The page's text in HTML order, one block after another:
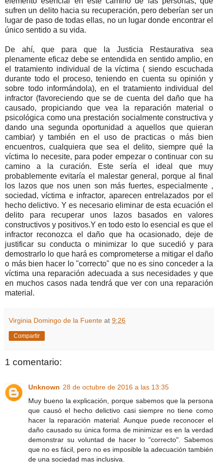
sufren un delito hacia su recuperación, pero deberían ser un
lugar de paso de todas ellas, no un lugar donde encontrar el
único sentido a su vida.
De ahí, que para que la Justicia Restaurativa sea
plenamente eficaz debe se entendida en sentido amplio, en
el tratamiento individual de la víctima ( siendo escuchada
durante todo el proceso, teniendo en cuenta su opinión y
sobre todo informándola), en el tratamiento individual del
infractor (favoreciendo que se de cuenta del daño que ha
causado, propiciando que vea la reparación material o
psicológica como una prestación socialmente constructiva y
dando una segunda oportunidad a aquellos que quieran
cambiar) y también en el uso de practicas o más bien
encuentros, cualquiera que sea el delito, siempre qué la
víctima lo necesite, para poder empezar o continuar con su
camino a la curación. Este sería el ideal que muy
probablemente evitaría el malestar general, porque al final
los lazos que nos unen son más fuertes, especialmente ,
sociedad, víctima e infractor, aparecen entrelazados por el
hecho delictivo. Y es necesario eliminar de esta ecuación el
delito para recuperar unos lazos basados en valores
constructivos y positivos.Y en todo esto lo esencial es que el
infractor reconozca el daño que ha ocasionado, deje de
justificar su conducta o minimizar lo que sucedió y para
demostrarlo lo que hará es comprometerse a mitigar el daño
o más bien hacer lo "correcto" que no es sino conceder a la
víctima una reparación adecuada a sus necesidades y que
en muchos casos nada tendrá que ver con una reparación
material.
Virginia Domingo de la Fuente at 9:26
Compartir
1 comentario:
Unknown 28 de octubre de 2016 a las 13:35
Muy bueno la explicación, porque sabemos que la persona
que causó el hecho delictivo casi siempre no tiene como
hacer la reparación material. Aunque puede reconocer el
daño causado su única forma de minimizar es en la verdad
demonstrar su voluntad de hacer lo "correcto". Sabemos
que no es fácil, pero no es imposible la adecuación también
de una sociedad mas inclusiva.